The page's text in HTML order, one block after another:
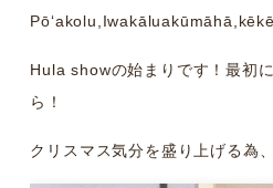
Hula showの始まりです！最初
ら！
クリスマス気分を盛り上げる為